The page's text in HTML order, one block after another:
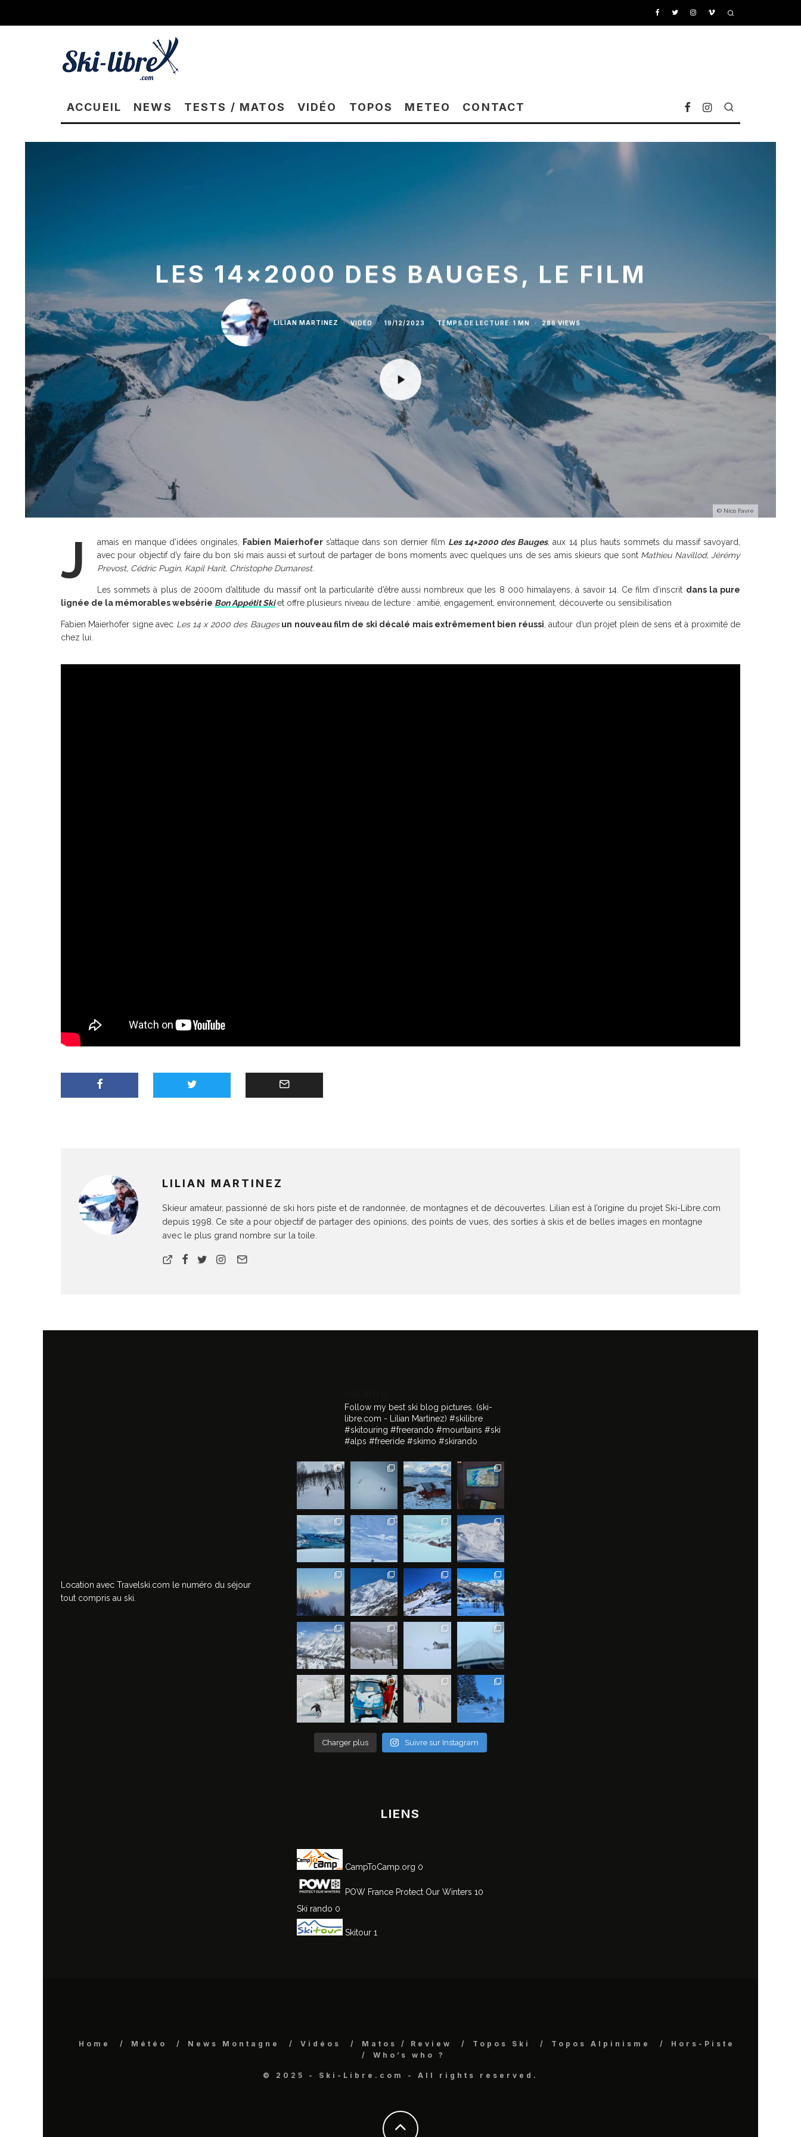
ACCUEIL NEWS TESTS / MATOS VIDÉO TOPOS METEO CONTACT
© Nico Favre
LES 14×2000 DES BAUGES, LE FILM
LILIAN MARTINEZ · VIDÉO · 19/12/2023 · TEMPS DE LECTURE: 1 MN · 286 VIEWS
J amais en manque d’idées originales, Fabien Maierhofers’attaque dans son dernier film Les 14×2000 des Bauges, aux 14 plus hauts sommets du massif savoyard,
avec pour objectif d’y faire du bon ski mais aussi et surtout de partager de bons moments avec quelques uns de ses amis skieurs que sont Mathieu Navillod, Jérémy
Prevost, Cédric Pugin, Kapil Harit, Christophe Dumarest.
Les sommets à plus de 2000m d’altitude du massif ont la particularité d’être aussi nombreux que les 8 000 himalayens, à savoir 14. Ce film d’inscrit dans la pure
lignée de la mémorables websérie Bon Appétit Skiet offre plusieurs niveau de lecture : amitié, engagement, environnement, découverte ou sensibilisation
Fabien Maierhofer signe avec Les 14 x 2000 des Baugesun nouveau film de ski décalé mais extrêmement bien réussi , autour d’un projet plein de sens et à proximité de
chez lui.
LILIAN MARTINEZ
Skieur amateur, passionné de ski hors piste et de randonnée, de montagnes et de découvertes. Lilian est à l’origine du projet Ski-Libre.com
depuis 1998. Ce site a pour objectif de partager des opinions, des points de vues, des sorties à skis et de belles images en montagne
avec le plus grand nombre sur la toile.
Location avec Travelski.com le numéro du séjour
tout compris au ski.
Follow my best ski blog pictures. (ski-
libre.com - Lilian Martinez) #skilibre
#skitouring #freerando #mountains #ski
#alps #freeride #skimo #skirando
Charger plus Suivre sur Instagram
LIENS
CampToCamp.org 0
POW France Protect Our Winters 10
Ski rando 0
Skitour 1
Home Météo News Montagne Vidéos Matos / Review Topos Ski Topos Alpinisme
Hors-Piste
Who’s who ?
© 2025 - Ski-Libre.com - All rights reserved.